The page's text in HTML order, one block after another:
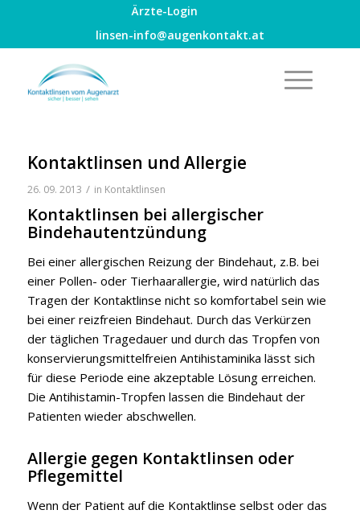
Ärzte-Login
linsen-info@augenkontakt.at
Kontaktlinsen und Allergie
26. 09. 2013 / in Kontaktlinsen
Kontaktlinsen bei allergischer
Bindehautentzündung
Bei einer allergischen Reizung der Bindehaut, z.B. bei
einer Pollen- oder Tierhaarallergie, wird natürlich das
Tragen der Kontaktlinse nicht so komfortabel sein wie
bei einer reizfreien Bindehaut. Durch das Verkürzen
der täglichen Tragedauer und durch das Tropfen von
konservierungsmittelfreien Antihistaminika lässt sich
für diese Periode eine akzeptable Lösung erreichen.
Die Antihistamin-Tropfen lassen die Bindehaut der
Patienten wieder abschwellen.
Allergie gegen Kontaktlinsen oder
Pflegemittel
Wenn der Patient auf die Kontaktlinse selbst oder das